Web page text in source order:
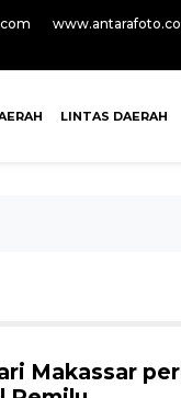
LINTAS DAERAH
Makassar